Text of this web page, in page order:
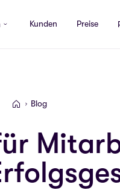
Kunden Preise
Valamis
Blog